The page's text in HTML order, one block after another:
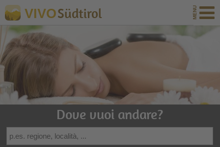
VIVOSüdtirol
Dove vuoi andare?